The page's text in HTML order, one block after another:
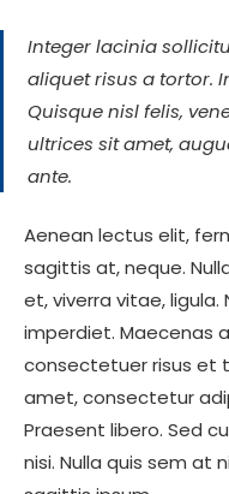
Integer lacinia
aliquet risus a tortor.
Quisque nisl felis,
ultrices sit amet,
ante.
Aenean lectus elit,
sagittis at, neque.
et, viverra vitae, ligula.
imperdiet. Maecenas
consectetuer risus et
amet, consectetur
Praesent libero. Sed
nisi. Nulla quis sem at